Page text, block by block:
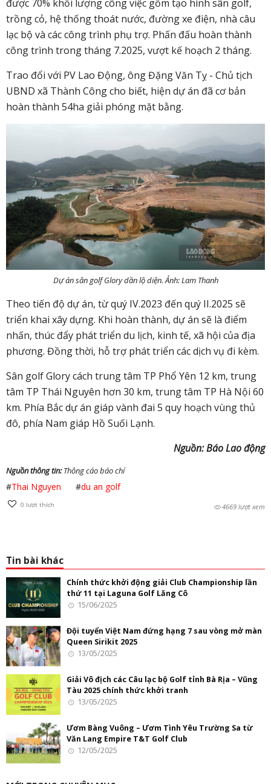
được 70% khối lượng công việc gồm tạo hình sân golf,
trồng cỏ, hệ thống thoát nước, đường xe điện, nhà câu
lạc bộ và các công trình phụ trợ. Phấn đấu hoàn thành
công trình trong tháng 7.2025, vượt kế hoạch 2 tháng.
Trao đổi với PV Lao Động, ông Đặng Văn Tỵ - Chủ tịch
UBND xã Thành Công cho biết, hiện dự án đã cơ bản
hoàn thành 54ha giải phóng mặt bằng.
Dự án sân golf Glory dần lộ diện. Ảnh: Lam Thanh
Theo tiến độ dự án, từ quý IV.2023 đến quý II.2025 sẽ
triển khai xây dựng. Khi hoàn thành, dự án sẽ là điểm
nhấn, thúc đẩy phát triển du lịch, kinh tế, xã hội của địa
phương. Đồng thời, hỗ trợ phát triển các dịch vụ đi kèm.
Sân golf Glory cách trung tâm TP Phổ Yên 12 km, trung
tâm TP Thái Nguyên hơn 30 km, trung tâm TP Hà Nội 60
km. Phía Bắc dự án giáp vành đai 5 quy hoạch vùng thủ
đô, phía Nam giáp Hồ Suối Lạnh.
Nguồn: Báo Lao động
Nguồn thông tin:Thông cáo báo chí
#Thai Nguyen #du an golf
0 lượt thích 4669 lượt xem
Tin bài khác
Chính thức khởi động giải Club Championship lần
thứ 11 tại Laguna Golf Lăng Cô
15/06/2025
Đội tuyển Việt Nam đứng hạng 7 sau vòng mở màn
Queen Sirikit 2025
13/05/2025
Giải Vô địch các Câu lạc bộ Golf tỉnh Bà Rịa – Vũng
Tàu 2025 chính thức khởi tranh
13/05/2025
Ươm Bàng Vuông – Ươm Tình Yêu Trường Sa từ
Văn Lang Empire T&T Golf Club
12/05/2025